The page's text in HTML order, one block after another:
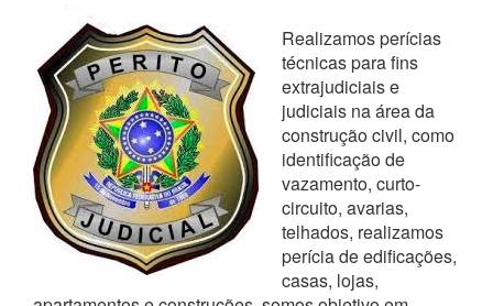
Realizamos perícias
técnicas para fins
extrajudiciais e
judiciais na área da
construção civil, como
identificação de
vazamento, curto-
circuito, avarias,
telhados, realizamos
perícia de edificações,
casas, lojas,